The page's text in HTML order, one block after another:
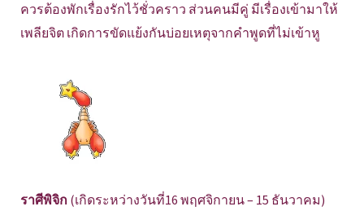
ควรต้องพักเรื่องรักไว้ชั่วคราว ส่วนคนมีคู่ มีเรื่องเข้ามาให้
เพลียจิต เกิดการขัดแย้งกันบ่อยเหตุจากคำพูดที่ไม่เข้าหู
ราศีพิจิก (เกิดระหว่างวันที่16 พฤศจิกายน – 15 ธันวาคม)